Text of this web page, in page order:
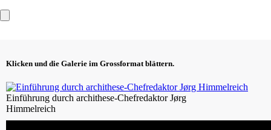
Klicken und die Galerie im Grossformat blättern.
Einführung durch archithese-Chefredaktor Jørg
Himmelreich